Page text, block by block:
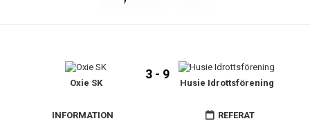
BILDGALLERI
Oxie SK
3 - 9
Husie Idrottsförening
INFORMATION REFERAT